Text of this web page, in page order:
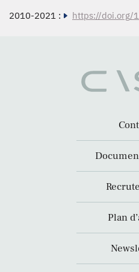
2010-2021 : https://doi.org/
Plan